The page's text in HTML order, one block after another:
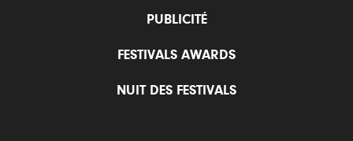
PUBLICITÉ
FESTIVALS AWARDS
NUIT DES FESTIVALS